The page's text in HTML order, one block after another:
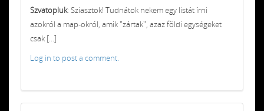
Szvatopluk: Sziasztok! Tudnátok nekem egy listát írni
azokról a map-okról, amik "zártak", azaz földi egységeket
csak [...]
Log in to post a comment.